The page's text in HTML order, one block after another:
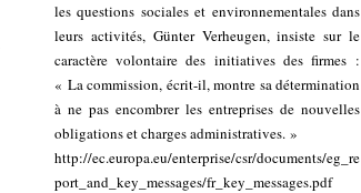
les questions sociales et environnementales dans
leurs activités, Günter Verheugen, insiste sur le
caractère volontaire des initiatives des firmes :
« La commission, écrit-il, montre sa détermination
à ne pas encombrer les entreprises de nouvelles
obligations et charges administratives. »
http://ec.europa.eu/enterprise/csr/documents/eg_re
port_and_key_messages/fr_key_messages.pdf